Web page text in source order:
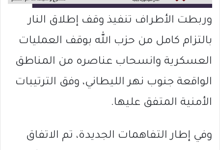
وربطت الأطراف تنفيذ وقف إطلاق النار
بالتزام كامل من حزب الله بوقف العمليات
العسكرية وانسحاب عناصره من المناطق
الواقعة جنوب نهر الليطاني، وفق الترتيبات
الأمنية المتفق عليها.
وفي إطار التفاهمات الجديدة، تم الاتفاق